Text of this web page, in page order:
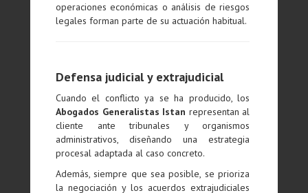
operaciones económicas o análisis de riesgos
legales forman parte de su actuación habitual.
Defensa judicial y extrajudicial
Cuando el conflicto ya se ha producido, los
Abogados Generalistas Istan representan al
cliente ante tribunales y organismos
administrativos, diseñando una estrategia
procesal adaptada al caso concreto.
Además, siempre que sea posible, se prioriza
la negociación y los acuerdos extrajudiciales